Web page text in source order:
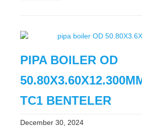
PIPA BOILER OD
TC1 BENTELER
December 30, 2024